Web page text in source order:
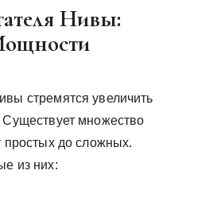
Нивы:
стремятся увеличить
множество
простых до сложных.
из них: